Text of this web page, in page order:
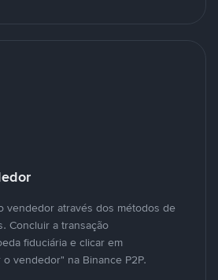
vendedor através dos métodos de
Concluir a transação
fiduciária e clicar em
vendedor" na Binance P2P.